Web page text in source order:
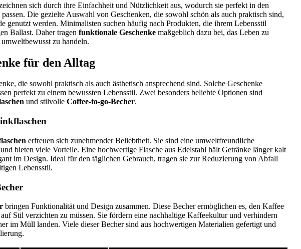
sich durch ihre Einfachheit und Nützlichkeit aus, wodurch sie perfekt in den
Die gezielte Auswahl von Geschenken, die sowohl schön als auch praktisch sind,
genutzt werden. Minimalisten suchen häufig nach Produkten, die ihrem Lebensstil
Ballast. Daher tragen funktionale Geschenke maßgeblich dazu bei, das Leben zu
zu handeln.
für den Alltag
die sowohl praktisch als auch ästhetisch ansprechend sind. Solche Geschenke
perfekt zu einem bewussten Lebensstil. Zwei besonders beliebte Optionen sind
und stilvolle Coffee-to-go-Becher.
erfreuen sich zunehmender Beliebtheit. Sie sind eine umweltfreundliche
bieten viele Vorteile. Eine hochwertige Flasche aus Edelstahl hält Getränke länger kalt
im Design. Ideal für den täglichen Gebrauch, tragen sie zur Reduzierung von Abfall
Lebensstil.
bringen Funktionalität und Design zusammen. Diese Becher ermöglichen es, den Kaffee
Stil verzichten zu müssen. Sie fördern eine nachhaltige Kaffeekultur und verhindern
im Müll landen. Viele dieser Becher sind aus hochwertigen Materialien gefertigt und